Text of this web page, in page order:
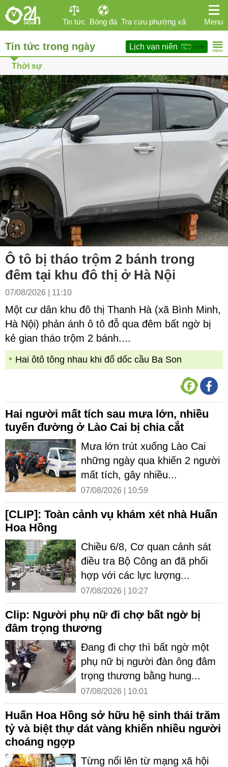
Menu
Tin tức Bóng đá Tra cứu phường xã
Kinh doanh Sức khỏe Hi-tech
Thể thao Ô tô Phái đẹp
Tin tức trong ngày Lịch vạn niên
Thời sự
Ô tô bị tháo trộm 2 bánh trong
đêm tại khu đô thị ở Hà Nội
07/08/2026 | 11:10
Một cư dân khu đô thị Thanh Hà (xã Bình Minh,
Hà Nội) phản ánh ô tô đỗ qua đêm bất ngờ bị
kẻ gian tháo trộm 2 bánh....
Hai ôtô tông nhau khi đổ dốc cầu Ba Son
Hai người mất tích sau mưa lớn, nhiều
tuyến đường ở Lào Cai bị chia cắt
Mưa lớn trút xuống Lào Cai
những ngày qua khiến 2 người
mất tích, gây nhiều...
07/08/2026 | 10:59
[CLIP]: Toàn cảnh vụ khám xét nhà Huấn
Hoa Hồng
Chiều 6/8, Cơ quan cảnh sát
điều tra Bộ Công an đã phối
hợp với các lực lượng...
07/08/2026 | 10:27
Clip: Người phụ nữ đi chợ bất ngờ bị
đâm trọng thương
Đang đi chợ thì bất ngờ một
phụ nữ bị người đàn ông đâm
trọng thương bằng hung...
07/08/2026 | 10:01
Huấn Hoa Hồng sở hữu hệ sinh thái trăm
tỷ và biệt thự dát vàng khiến nhiều người
choáng ngợp
Từng nổi lên từ mạng xã hội